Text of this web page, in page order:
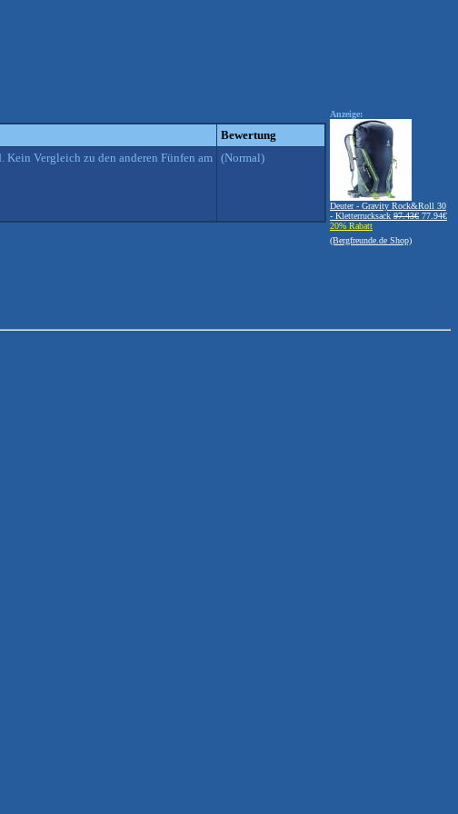
Bewertung
Kein Vergleich zu den anderen Fünfen am (Normal)
Anzeige:
Deuter - Gravity Rock&Roll 30
- Kletterrucksack 97.43€ 77.94€
20% Rabatt
(Bergfreunde.de Shop)